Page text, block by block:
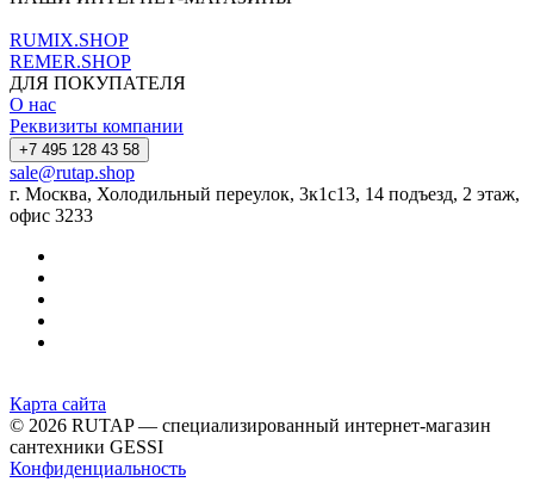
RUMIX.SHOP
REMER.SHOP
ДЛЯ ПОКУПАТЕЛЯ
О нас
Реквизиты компании
+7 495 128 43 58
sale@rutap.shop
г. Москва, Холодильный переулок, 3к1с13, 14 подъезд, 2 этаж,
офис 3233
Карта сайта
© 2026 RUTAP — специализированный интернет-магазин
сантехники GESSI
Конфиденциальность